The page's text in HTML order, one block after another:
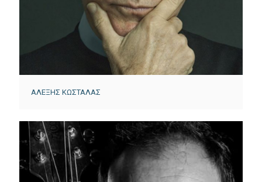
ΑΛΕΞΗΣ ΚΩΣΤΑΛΑΣ